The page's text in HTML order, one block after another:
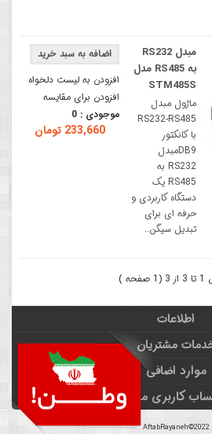
افزودن به لیست دلخواه
افزودن برای مقایسه
موجودی : 0
233,660 تومان
مبدل RS232
به RS485 مدل
STM485S
ماژول مبدل
RS232-RS485
با کانکتور
DB9مبدل
RS232 به
RS485 یک
دستگاه کاربردی و
حرفه ای برای
تبدیل سیگن..
)
اطلاعات
مشتریان
موارد اضافی
کاربری من
AftabRayaneh©2022